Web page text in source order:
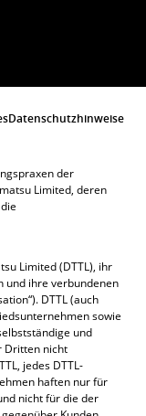
Datenschutzhinweise
der
Limited, deren
Limited (DTTL), ihr
und ihre verbundenen
DTTL (auch
sowie
und
Dritten nicht
jedes DTTL-
haften nur für
nicht für die der